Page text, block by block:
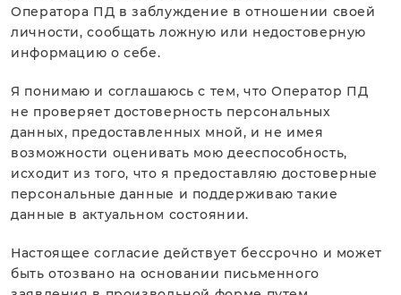
Оператора ПД в заблуждение в отношении своей
личности, сообщать ложную или недостоверную
информацию о себе.
Я понимаю и соглашаюсь с тем, что Оператор ПД
не проверяет достоверность персональных
данных, предоставленных мной, и не имея
возможности оценивать мою дееспособность,
исходит из того, что я предоставляю достоверные
персональные данные и поддерживаю такие
данные в актуальном состоянии.
Настоящее согласие действует бессрочно и может
быть отозвано на основании письменного